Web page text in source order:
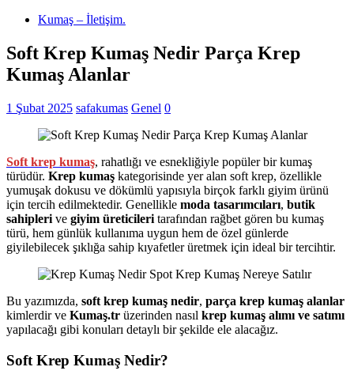
Kumaş – İletişim.
Soft Krep Kumaş Nedir Parça Krep
Kumaş Alanlar
1 Şubat 2025 safakumas Genel 0
Soft krep kumaş, rahatlığı ve esnekliğiyle popüler bir kumaş
türüdür. Krep kumaş kategorisinde yer alan soft krep, özellikle
yumuşak dokusu ve dökümlü yapısıyla birçok farklı giyim ürünü
için tercih edilmektedir. Genellikle moda tasarımcıları, butik
sahipleri ve giyim üreticileri tarafından rağbet gören bu kumaş
türü, hem günlük kullanıma uygun hem de özel günlerde
giyilebilecek şıklığa sahip kıyafetler üretmek için ideal bir tercihtir.
Bu yazımızda, soft krep kumaş nedir, parça krep kumaş alanlar
kimlerdir ve Kumaş.tr üzerinden nasıl krep kumaş alımı ve satımı
yapılacağı gibi konuları detaylı bir şekilde ele alacağız.
Soft Krep Kumaş Nedir?